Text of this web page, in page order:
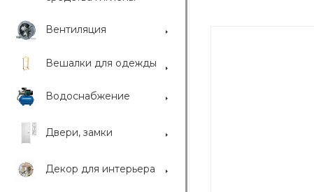
Вентиляция
Вешалки для одежды
Водоснабжение
Двери, замки
Декор для интерьера